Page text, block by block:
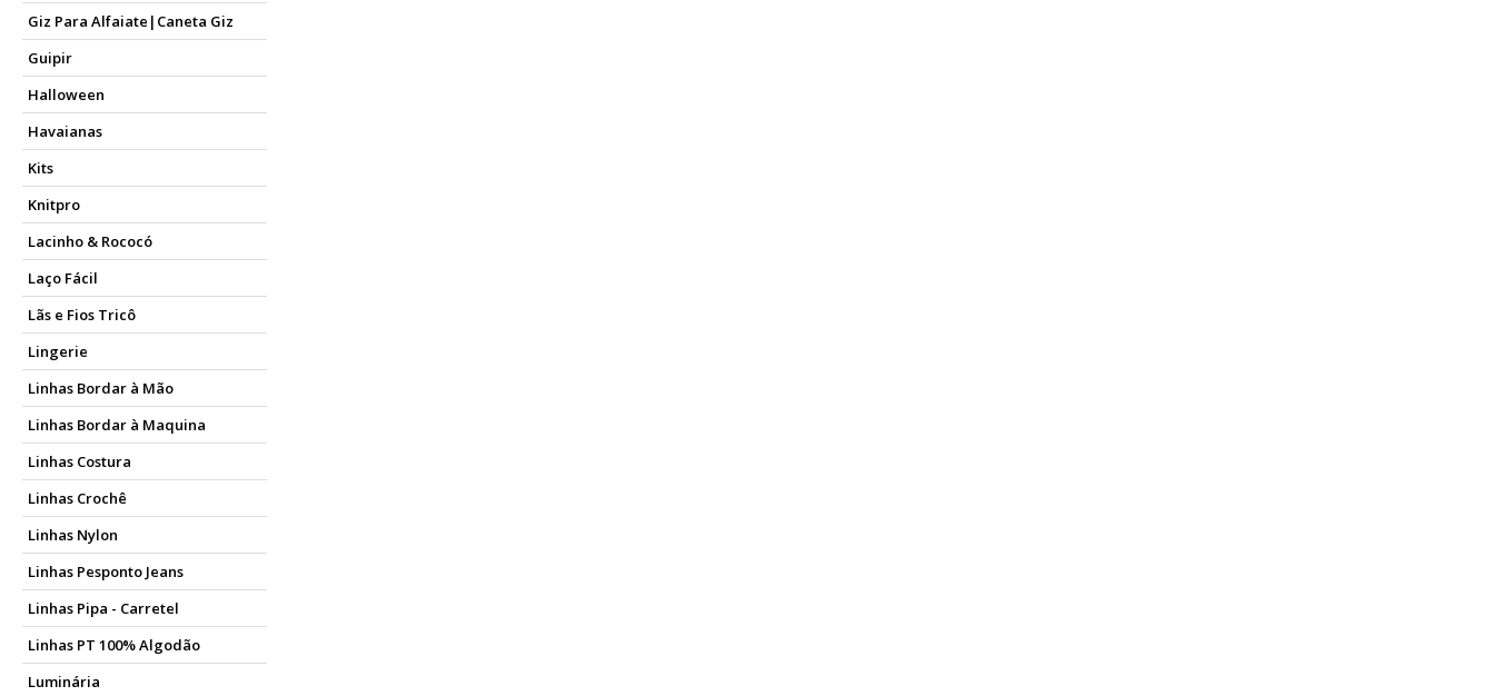
Giz Para Alfaiate|Caneta Giz
Guipir
Halloween
Havaianas
Kits
Knitpro
Lacinho & Rococó
Laço Fácil
Lãs e Fios Tricô
Lingerie
Linhas Bordar à Mão
Linhas Bordar à Maquina
Linhas Costura
Linhas Crochê
Linhas Nylon
Linhas Pesponto Jeans
Linhas Pipa - Carretel
Linhas PT 100% Algodão
Luminária